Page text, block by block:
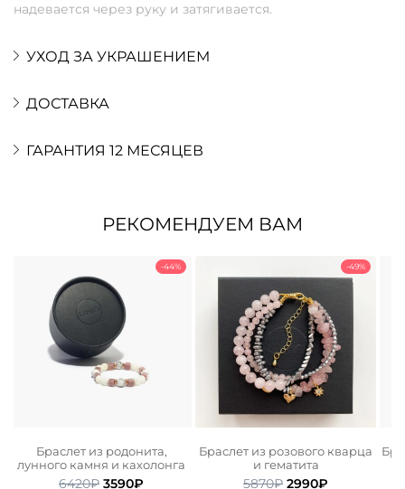
надевается через руку и затягивается.
УХОД ЗА УКРАШЕНИЕМ
ДОСТАВКА
ГАРАНТИЯ 12 МЕСЯЦЕВ
РЕКОМЕНДУЕМ ВАМ
-44%
Браслет из родонита,
лунного камня и кахолонга
6420₽ Первоначальная
3590₽
-49%
Браслет из розового кварца
и гематита
5870₽ Первоначальная
2990₽